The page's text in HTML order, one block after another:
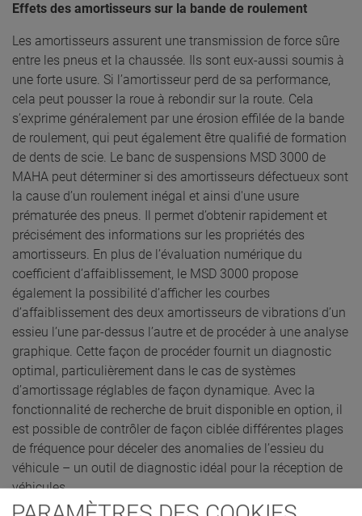
Effets des amortisseurs sur la bande de roulement
Les amortisseurs assurent une transmission de force sûre
entre les pneus et la chaussée. Ils sont eux-aussi soumis à
une forte usure. Si l’amortisseur perd de sa performance,
cela peut pousser la roue à rebondir sur la route. Cela
s’exprime généralement par une érosion effilée de la bande
de roulement, qui peut également être qualifié de formation
de dents de scie. Le banc de suspensions MSD 3000 de
MAHA peut déterminer si des amortisseurs défectueux sont
la cause d’un roulement inégal et ainsi d'une usure
prématurée des pneus. Il permet d’obtenir rapidement et
précisément des informations sur les propriétés des
amortisseurs. En plus de l’évaluation numérique du
coefficient d’affaiblissement, le MSD 3000 propose
également la possibilité d’afficher les courbes
d’affaiblissement des deux amortisseurs de vibrations d’un
essieu l’une par-dessus l’autre et de procéder à une analyse
graphique. Cette façon de procéder fournit un diagnostic
optimal, particulièrement dans le cas de systèmes
d’amortissage réglables de façon dynamique. Avec la
fonctionnalité de recherche de bruit disponible en option, il
est possible de contrôler de façon ciblée différentes plages
de fréquence pour déceler des anomalies de l’essieu du
véhicule – un outil de diagnostic idéal pour la réception de
véhicules.